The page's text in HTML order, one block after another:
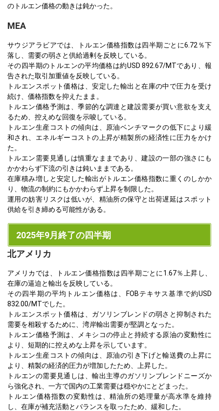
のトルエン価格の動きは鈍かった。
MEA
サウジアラビアでは、トルエン価格指数は四半期ごとに6.72％下
落し、需要の弱さと供給過剰を反映している。
その四半期のトルエンの平均価格は約USD 892.67/MTであり、報
告された取引加重値を反映している。
トルエンスポット価格は、安定した輸出と在庫の中で圧力を受け
続け、価格指数を抑えたまま。
トルエン価格予測は、季節的な調達と建設需要が買い意欲を支え
るため、控えめな回復を示唆している。
トルエン生産コストの傾向は、原油ベンチマークの低下により緩
和され、エネルギーコストの上昇が精製所の経済性に圧力をかけ
た。
トルエン需要見通しは慎重なままであり、建設の一部の強さにも
かかわらず下流の引きは鈍いままである。
在庫積み増しと安定した輸出がトルエン価格指数に重くのしかか
り、物流の制約にもかかわらず上昇を制限した。
運用の妨害リスクは低いが、精油所の保守と出荷遅延はスポット
供給を引き締める可能性がある。
2025年9月終了の四半期
北アメリカ
アメリカでは、トルエン価格指数は四半期ごとに1.67％上昇し、
在庫の逼迫と輸出を反映している。
その四半期の平均トルエン価格は、FOBテキサス基準で約USD
832.00/MTでした。
トルエンスポット価格は、ガソリンブレンドの弱さと抑制された
需要を相殺するために、湾岸輸出需要が堅調となった。
トルエン価格予測は、メキシコの停止と持続する原油の変動性に
より、短期的に控えめな上昇を示しています。
トルエン生産コストの傾向は、原油の引き下げと輸送費の上昇に
より、精製の経済的圧力が増加したため、上昇した。
トルエンの需要見通しは、輸出主導のガソリンブレンドニーズか
ら強化され、一方で国内の工業需要は穏やかにとどまった。
トルエン価格指数の変動性は、精油所の処理量が高水準を維持
し、在庫が補充活動とバランスを取ったため、緩和した。